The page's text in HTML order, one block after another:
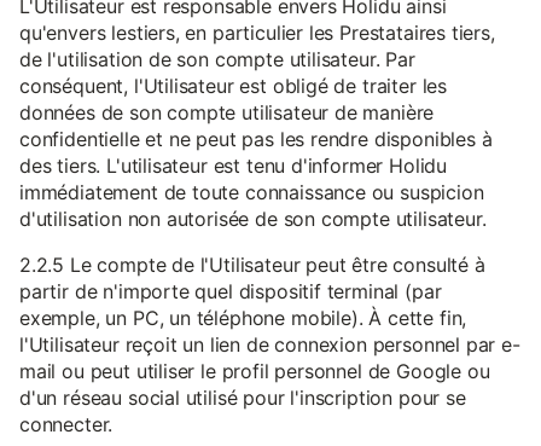
L'Utilisateur est responsable envers Holidu ainsi
qu'envers lestiers, en particulier les Prestataires tiers,
de l'utilisation de son compte utilisateur. Par
conséquent, l'Utilisateur est obligé de traiter les
données de son compte utilisateur de manière
confidentielle et ne peut pas les rendre disponibles à
des tiers. L'utilisateur est tenu d'informer Holidu
immédiatement de toute connaissance ou suspicion
d'utilisation non autorisée de son compte utilisateur.
2.2.5 Le compte de l'Utilisateur peut être consulté à
partir de n'importe quel dispositif terminal (par
exemple, un PC, un téléphone mobile). À cette fin,
l'Utilisateur reçoit un lien de connexion personnel par e-
mail ou peut utiliser le profil personnel de Google ou
d'un réseau social utilisé pour l'inscription pour se
connecter.